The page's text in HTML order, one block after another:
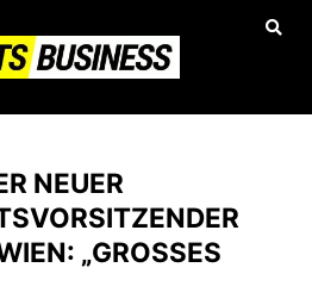
NEUER
„GROSSES P